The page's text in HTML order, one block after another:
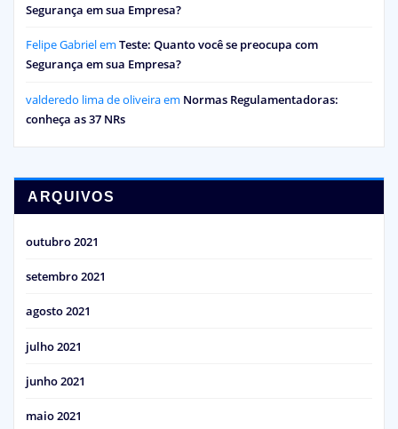
Segurança em sua Empresa?
Felipe Gabrielem Teste: Quanto você se preocupa com
Segurança em sua Empresa?
valderedo lima de oliveiraem Normas Regulamentadoras:
conheça as 37 NRs
ARQUIVOS
outubro 2021
setembro 2021
agosto 2021
julho 2021
junho 2021
maio 2021